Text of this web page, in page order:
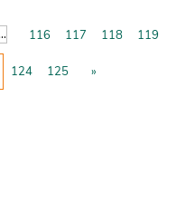
116 117 118 119
124 125 »